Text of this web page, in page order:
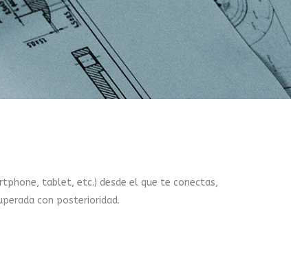
tablet, etc.) desde el que te conectas,
con posterioridad.